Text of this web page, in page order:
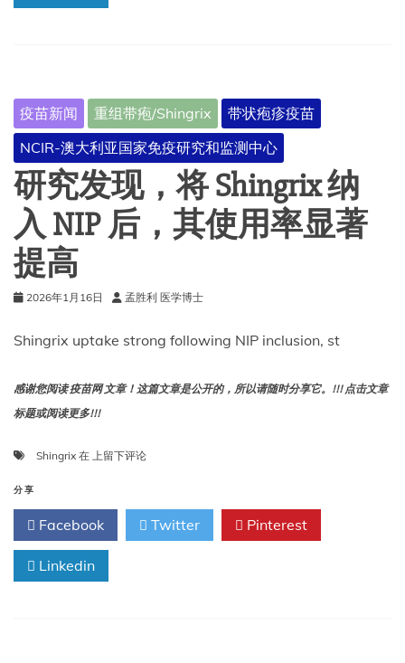
疫苗新闻 重组带疱/Shingrix
带状疱疹疫苗
NCIR-澳大利亚国家免疫研究和监测中心
研究发现，将 Shingrix 纳
入 NIP 后，其使用率显著
提高
2026年1月16日 孟胜利 医学博士
Shingrix uptake strong following NIP inclusion, st
感谢您阅读 疫苗网 文章！这篇文章是公开的，所以请随时分享它。!!! 点击文章
标题或阅读更多!!!
Shingrix 在 研
现，
将
Shingrix
纳
入
上留下评论
分享
Facebook Twitter Pinterest
Linkedin